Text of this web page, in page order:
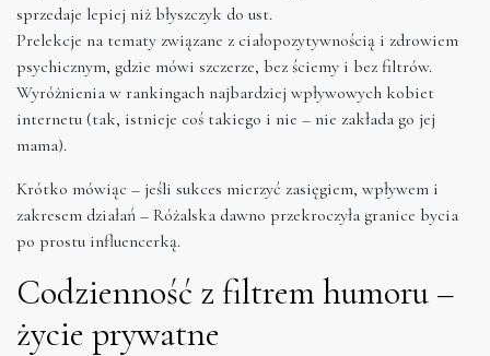
sprzedaje lepiej niż błyszczyk do ust.
Prelekcje na tematy związane z ciałopozytywnością i zdrowiem
psychicznym, gdzie mówi szczerze, bez ściemy i bez filtrów.
Wyróżnienia w rankingach najbardziej wpływowych kobiet
internetu (tak, istnieje coś takiego i nie – nie zakłada go jej
mama).
Krótko mówiąc – jeśli sukces mierzyć zasięgiem, wpływem i
zakresem działań – Różalska dawno przekroczyła granice bycia
po prostu influencerką.
Codzienność z filtrem humoru –
życie prywatne